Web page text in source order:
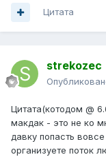
Цитата
strekozec
Цитата(котодом @
макдак - это не ко
давку попасть
организуете поток